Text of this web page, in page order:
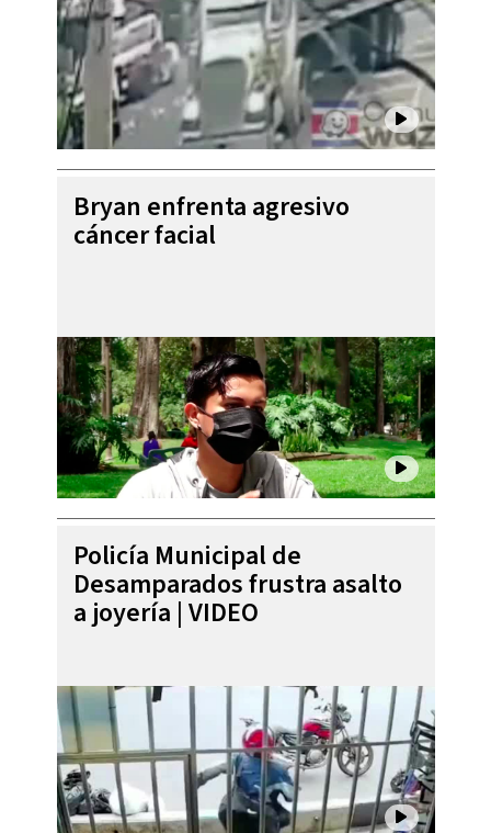
Bryan enfrenta agresivo
cáncer facial
Policía Municipal de
Desamparados frustra asalto
a joyería | VIDEO